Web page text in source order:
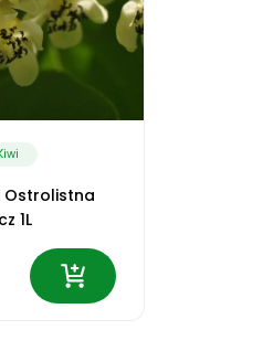
Ostrolistna
1L